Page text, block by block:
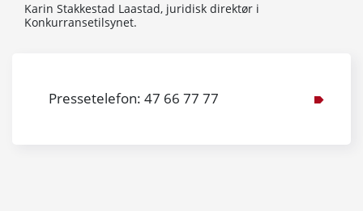
Karin Stakkestad Laastad, juridisk direktør i
Konkurransetilsynet.
Pressetelefon: 47 66 77 77